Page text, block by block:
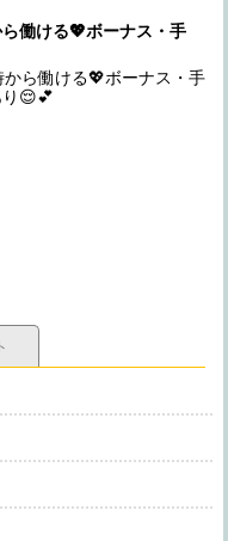
働ける💖ボーナス・手